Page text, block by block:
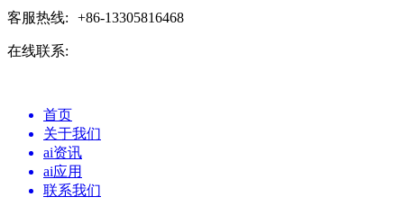
客服热线: +86-13305816468
在线联系:
首页
关于我们
ai资讯
ai应用
联系我们